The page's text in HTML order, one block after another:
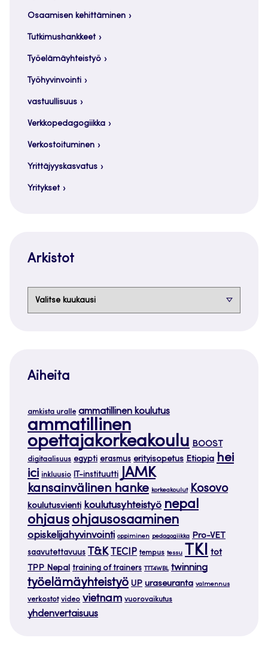
Osaamisen kehittäminen
Tutkimushankkeet
Työelämäyhteistyö
Työhyvinvointi
vastuullisuus
Verkkopedagogiikka
Verkostoituminen
Yrittäjyyskasvatus
Yritykset
Arkistot
Aiheita
amkista uralle ammatillinen koulutus
ammatillinen
opettajakorkeakoulu BOOST
digitaalisuus egypti erasmus erityisopetus Etiopia hei
ici inkluusio IT-instituutti JAMK
kansainvälinen hanke korkeakoulut Kosovo
koulutusvienti koulutusyhteistyö nepal
ohjaus ohjausosaaminen
opiskelijahyvinvointi oppiminen pedagogiikka Pro-VET
saavutettavuus T&K TECIP tempus tessu TKI tot
TPP Nepal training of trainers TTT4WBL twinning
työelämäyhteistyö UP uraseuranta valmennus
verkostot video vietnam vuorovaikutus
yhdenvertaisuus